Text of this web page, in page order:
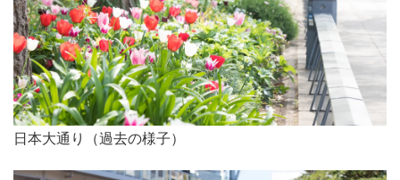
日本大通り（過去の様子）